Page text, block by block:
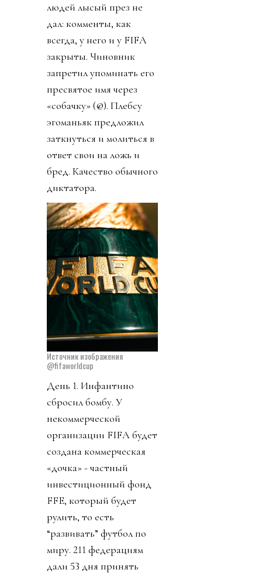
людей лысый през не
дал: комменты, как
всегда, у него и у FIFA
закрыты. Чиновник
запретил упоминать его
пресвятое имя через
«собачку» (@). Плебсу
эгоманьяк предложил
заткнуться и молиться в
ответ свои на ложь и
бред. Качество обычного
диктатора.
Источник изображения
@fifaworldcup
День 1. Инфантино
сбросил бомбу. У
некоммерческой
организации FIFA будет
создана коммерческая
«дочка» - частный
инвестиционный фонд
FFE, который будет
рулить, то есть
“развивать” футбол по
миру. 211 федерациям
дали 53 дня принять